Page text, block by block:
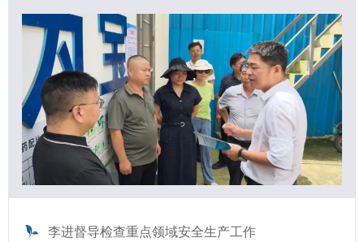
李进督导检查重点领域安全生产工作